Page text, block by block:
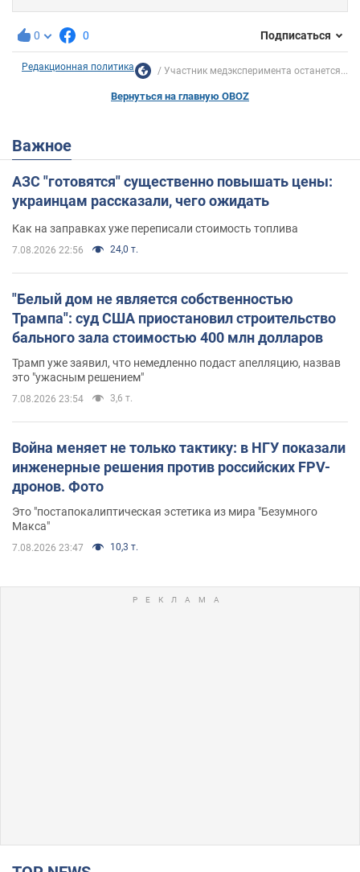
0 0 Подписаться
Редакционная политика Участник медэксперимента останется...
Вернуться на главную OBOZ
Важное
АЗС "готовятся" существенно повышать цены:
украинцам рассказали, чего ожидать
Как на заправках уже переписали стоимость топлива
7.08.2026 22:56 24,0 т.
"Белый дом не является собственностью
Трампа": суд США приостановил строительство
бального зала стоимостью 400 млн долларов
Трамп уже заявил, что немедленно подаст апелляцию, назвав
это "ужасным решением"
7.08.2026 23:54 3,6 т.
Война меняет не только тактику: в НГУ показали
инженерные решения против российских FPV-
дронов. Фото
Это "постапокалиптическая эстетика из мира "Безумного
Макса"
7.08.2026 23:47 10,3 т.